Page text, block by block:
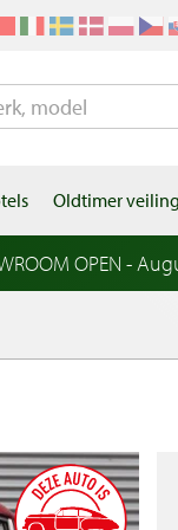
Oldtimer veiling
OPEN -